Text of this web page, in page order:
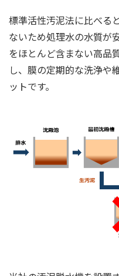
標準活性汚泥法に比べる
ないため処理水の水質が
をほとんど含まない高品
し、膜の定期的な洗浄や
ットです。